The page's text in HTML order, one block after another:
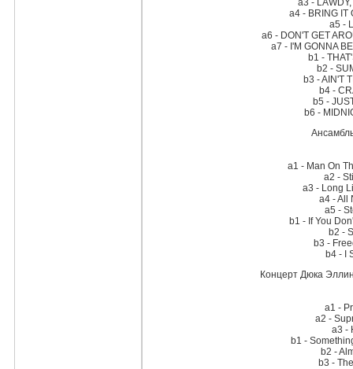
a3 -
a4 - BRING IT
a5 -
a6 - DON'T GET
a7 - I'M GONNA
b1 -
b2 -
b3 - AIN'T
b4 -
b5 -
b6 -
a1 - Man On
a2 -
a3 - Long
a4 - All
a5 -
b1 - If You
b2 -
b3 -
b4 - I
Концерт Дюка
a1 -
a2 -
a3 -
b1 -
b2 -
b3 -